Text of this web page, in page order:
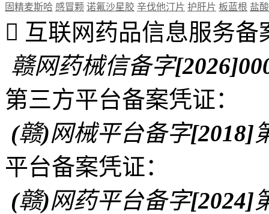
固精麦斯哈 感冒颗 诺氟沙星胶 辛伐他汀片 护肝片 板蓝根 盐
 互联网药品信息服务备
赣网药械信备字
第三方平台备案凭证：
(赣)网械平台备字[2018]
平台备案凭证：
(赣)网药平台备字[2024]